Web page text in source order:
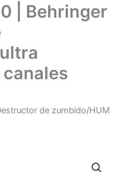
| Behringer
de zumbido/HUM